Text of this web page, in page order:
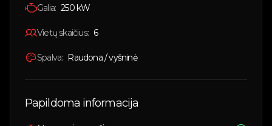
Galia: 250kW
Vietų skaičius: 6
Spalva: Raudona / vyšninė
Papildoma informacija